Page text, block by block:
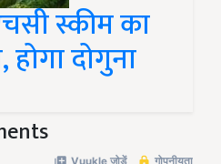
स्कीम का
दोगुना